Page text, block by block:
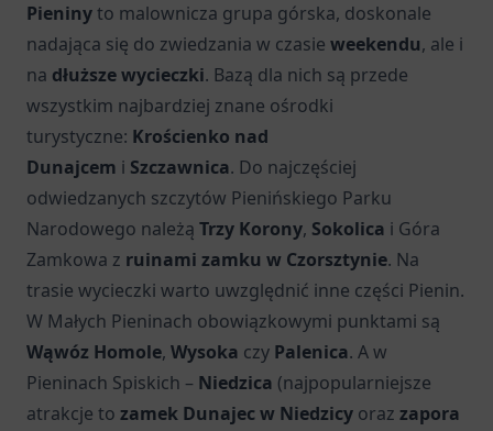
Pieninyto malownicza grupa górska, doskonale
nadająca się do zwiedzania w czasie weekendu, ale i
na dłuższe wycieczki. Bazą dla nich są przede
wszystkim najbardziej znane ośrodki
turystyczne: Krościenko nad
Dunajcem i Szczawnica. Do najczęściej
odwiedzanych szczytów Pienińskiego Parku
Narodowego należą Trzy Korony, Sokolica i Góra
Zamkowa z ruinami zamku w Czorsztynie. Na
trasie wycieczki warto uwzględnić inne części Pienin.
W Małych Pieninach obowiązkowymi punktami są
Wąwóz Homole, Wysoka czy Palenica. A w
Pieninach Spiskich – Niedzica (najpopularniejsze
atrakcje to zamek Dunajec w Niedzicy oraz zapora